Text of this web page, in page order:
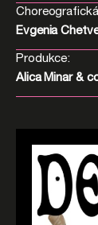
Evgenia
Produkce:
Alica Minar &